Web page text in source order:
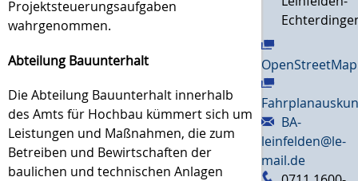
Projektsteuerungsaufgaben
wahrgenommen.
Abteilung Bauunterhalt
Die Abteilung Bauunterhalt innerhalb
des Amts für Hochbau kümmert sich um
Leistungen und Maßnahmen, die zum
Betreiben und Bewirtschaften der
baulichen und technischen Anlagen
OpenStreetMap
BA-
leinfelden@le-
mail.de